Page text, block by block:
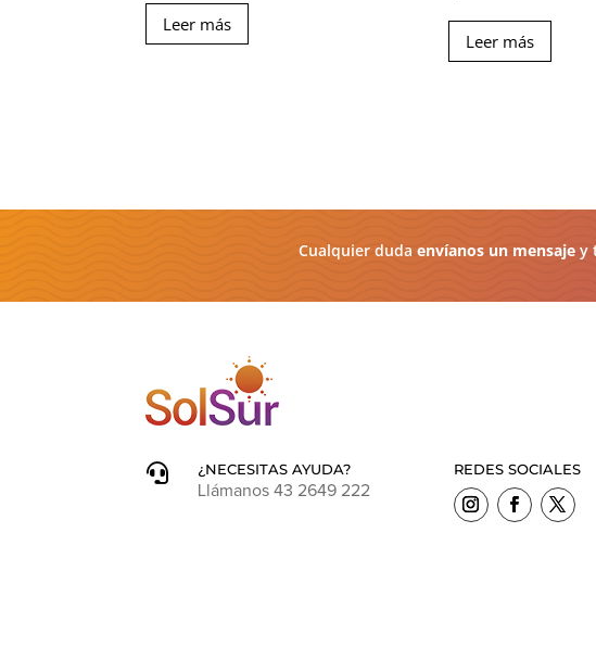
Leer más
Leer más
Cualquier dudaenvíanos un mensaje y

¿NECESITAS AYUDA?
Llámanos 43 2649 222
REDES SOCIALES